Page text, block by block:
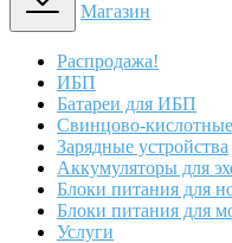
Магазин
Распродажа!
ИБП
Батареи для ИБП
Свинцово-
Зарядные устройства
Аккумуляторы для
Блоки питания для
Блоки питания для
Услуги